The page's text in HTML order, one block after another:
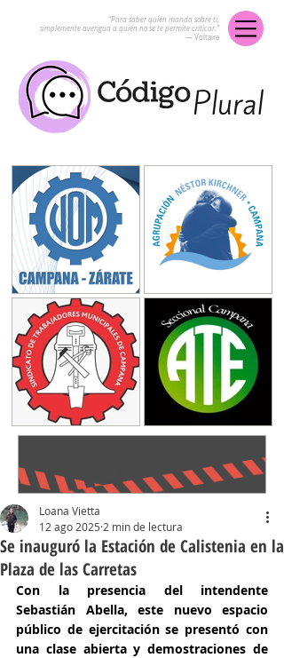
“Para saber quién manda sobre ti,
simplemente averigua a quién no se te permite criticar.”
― Voltaire
Se inauguró la Estación de Calistenia en la
Plaza de las Carretas
Loana Vietta
12 ago 2025 2 min de lectura
Con la presencia del intendente
Sebastián Abella, este nuevo espacio
público de ejercitación se presentó con
una clase abierta y demostraciones de